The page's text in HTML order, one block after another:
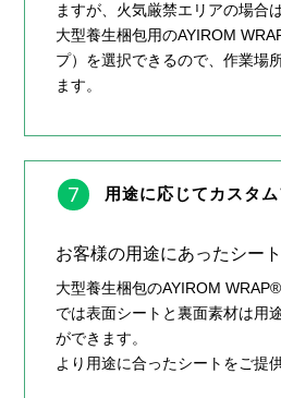
ますが、火気厳禁エリアの場合
大型養生梱包用のAYIROM
プ）を選択できるので、作業場
ます。
7 用途に応じてカスタ
お客様の用途にあったシー
大型養生梱包のAYIROM
では表面シートと裏面素材は用
ができます。
より用途に合ったシートをご提